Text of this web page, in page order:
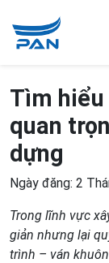
Tìm hiểu
quan
dựng
Ngày đăng: 2
Trong lĩnh vực
giản nhưng lại
trình – ván